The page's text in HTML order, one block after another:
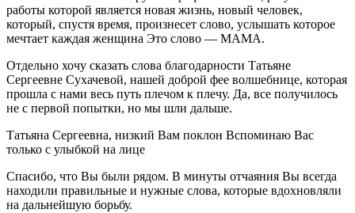
работы которой является новая жизнь, новый человек,
который, спустя время, произнесет слово, услышать которое
мечтает каждая женщина Это слово — МАМА.
Отдельно хочу сказать слова благодарности Татьяне
Сергеевне Сухачевой, нашей доброй фее волшебнице, которая
прошла с нами весь путь плечом к плечу. Да, все получилось
не с первой попытки, но мы шли дальше.
Татьяна Сергеевна, низкий Вам поклон Вспоминаю Вас
только с улыбкой на лице
Спасибо, что Вы были рядом. В минуты отчаяния Вы всегда
находили правильные и нужные слова, которые вдохновляли
на дальнейшую борьбу.